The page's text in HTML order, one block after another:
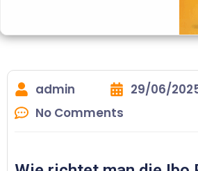
admin
29/06/
No Comments